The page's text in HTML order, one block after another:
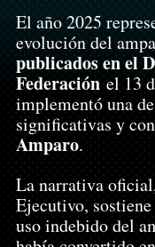
El año 2025
evolución del
publicados en el
Federación el 13
implementó una
significativas y
Amparo.
La narrativa
Ejecutivo,
uso indebido del